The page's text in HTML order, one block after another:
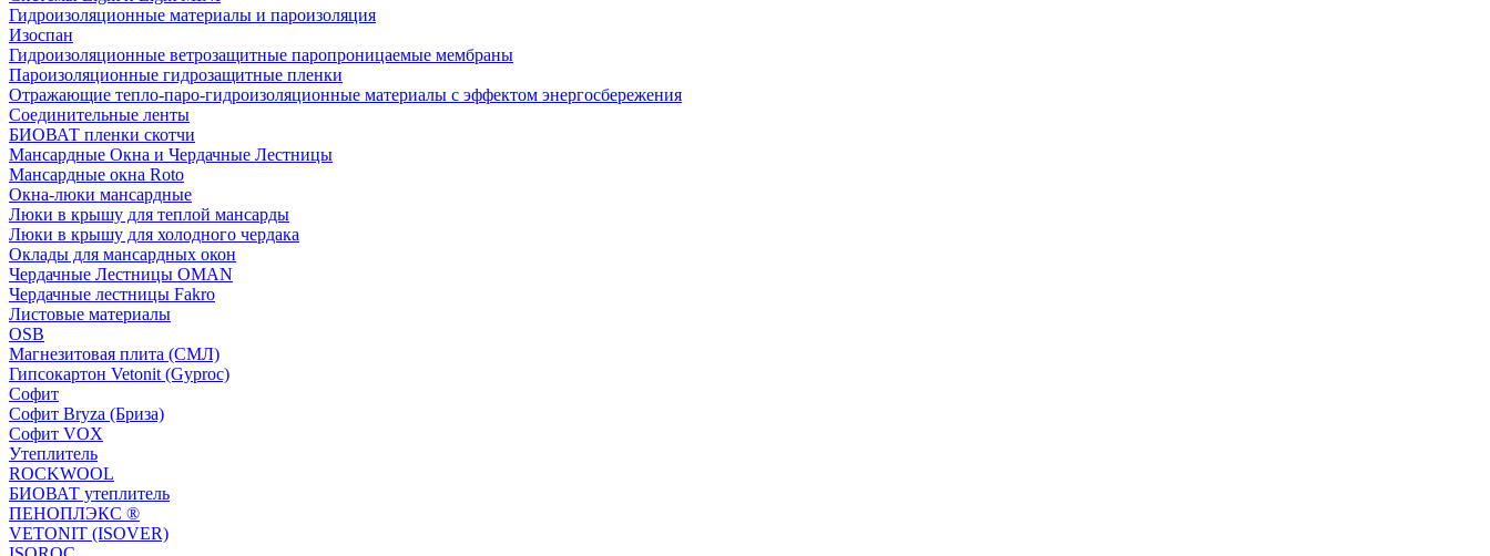
Гидроизоляционные материалы и пароизоляция
Изоспан
Гидроизоляционные ветрозащитные паропроницаемые мембраны
Пароизоляционные гидрозащитные пленки
Отражающие тепло-паро-гидроизоляционные материалы с эффектом энергосбережения
Соединительные ленты
БИОВАТ пленки скотчи
Мансардные Окна и Чердачные Лестницы
Мансардные окна Roto
Окна-люки мансардные
Люки в крышу для теплой мансарды
Люки в крышу для холодного чердака
Оклады для мансардных окон
Чердачные Лестницы OMAN
Чердачные лестницы Fakro
Листовые материалы
OSB
Магнезитовая плита (СМЛ)
Гипсокартон Vetonit (Gyproc)
Софит
Софит Bryza (Бриза)
Софит VOX
Утеплитель
ROCKWOOL
БИОВАТ утеплитель
ПЕНОПЛЭКС ®
VETONIT (ISOVER)